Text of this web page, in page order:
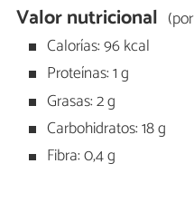
Valor nutricional
Calorías: 96 kcal
Proteínas: 1 g
Grasas: 2 g
Carbohidratos: 18 g
Fibra: 0,4 g